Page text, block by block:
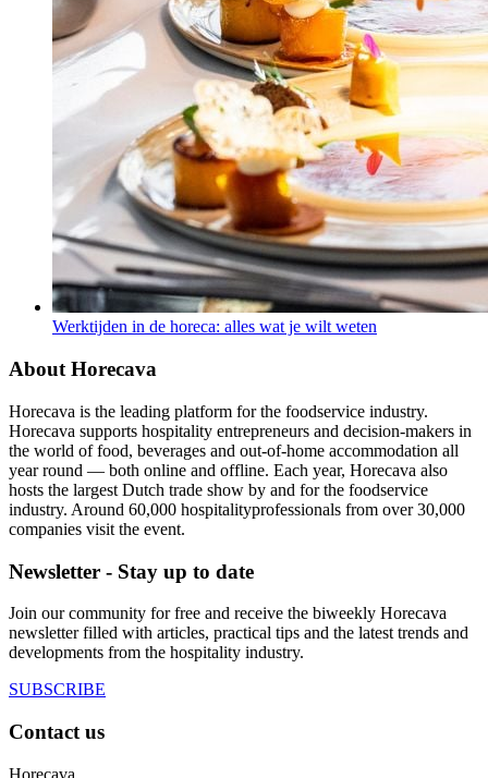
Werktijden in de horeca: alles wat je wilt weten
About Horecava
Horecava is the leading platform for the foodservice industry.
Horecava supports hospitality entrepreneurs and decision-makers in
the world of food, beverages and out-of-home accommodation all
year round — both online and offline. Each year, Horecava also
hosts the largest Dutch trade show by and for the foodservice
industry. Around 60,000 hospitalityprofessionals from over 30,000
companies visit the event.
Newsletter - Stay up to date
Join our community for free and receive the biweekly Horecava
newsletter filled with articles, practical tips and the latest trends and
developments from the hospitality industry.
SUBSCRIBE
Contact us
Horecava